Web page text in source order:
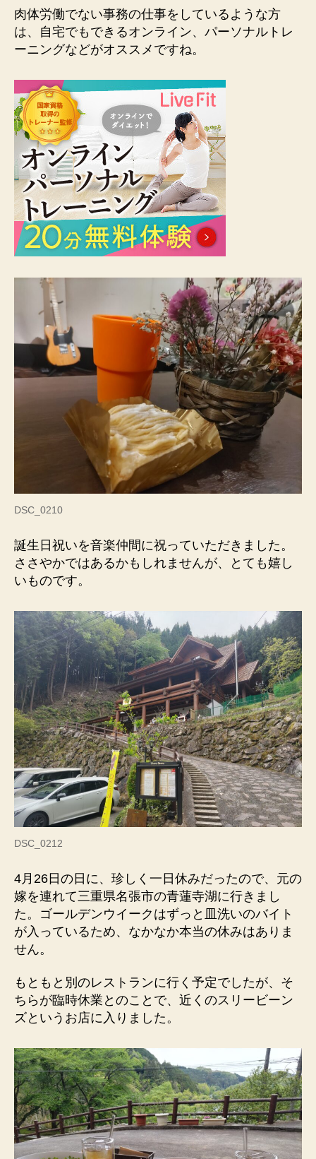
肉体労働でない事務の仕事をしているような方
は、自宅でもできるオンライン、パーソナルトレ
ーニングなどがオススメですね。
DSC_0210
誕生日祝いを音楽仲間に祝っていただきました。
ささやかではあるかもしれませんが、とても嬉し
いものです。
DSC_0212
4月26日の日に、珍しく一日休みだったので、元の
嫁を連れて三重県名張市の青蓮寺湖に行きまし
た。ゴールデンウイークはずっと皿洗いのバイト
が入っているため、なかなか本当の休みはありま
せん。
もともと別のレストランに行く予定でしたが、そ
ちらが臨時休業とのことで、近くのスリービーン
ズというお店に入りました。